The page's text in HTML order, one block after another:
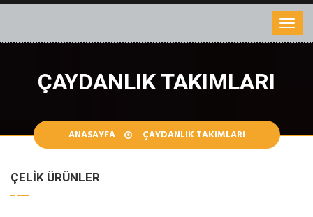
ÇAYDANLIK TAKIMLARI
ANASAYFA ÇAYDANLIK TAKIMLARI
ÇELIK ÜRÜNLER